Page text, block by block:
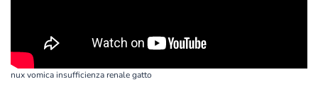
nux vomica insufficienza renale gatto